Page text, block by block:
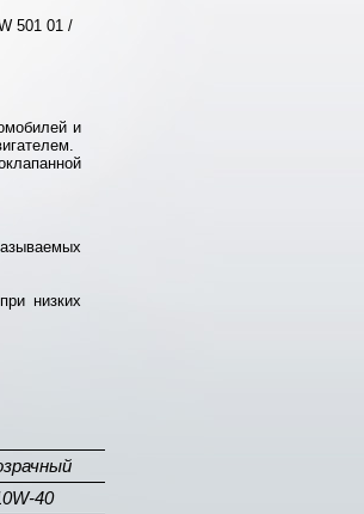
501 01 /
и
низких
40